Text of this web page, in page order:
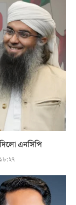
এনসিপি